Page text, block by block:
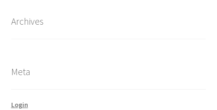
Archives
Meta
Login